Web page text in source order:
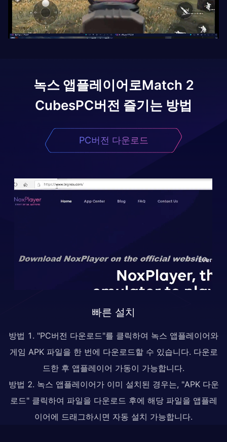
녹스 앱플레이어로Match 2
CubesPC버전 즐기는 방법
PC버전 다운로드
빠른 설치
방법 1. "PC버전 다운로드"를 클릭하여 녹스 앱플레이어와
게임 APK 파일을 한 번에 다운로드할 수 있습니다. 다운로
드한 후 앱플레이어 가동이 가능합니다.
방법 2. 녹스 앱플레이어가 이미 설치된 경우는, "APK 다운
로드" 클릭하여 파일을 다운로드 후에 해당 파일을 앱플레
이어에 드래그하시면 자동 설치 가능합니다.